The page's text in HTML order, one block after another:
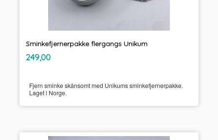
Sminkefjernerpakke flergangs Unikum
Pris
249,00mva.
Fjern sminke skånsomt med Unikums sminkefjernerpakke.
Laget i Norge.